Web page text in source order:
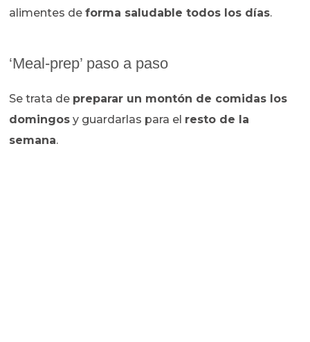
alimentes deforma saludable todos los días.
‘Meal-prep’ paso a paso
Se trata de preparar un montón de comidas los
domingos y guardarlas para el resto de la
semana.